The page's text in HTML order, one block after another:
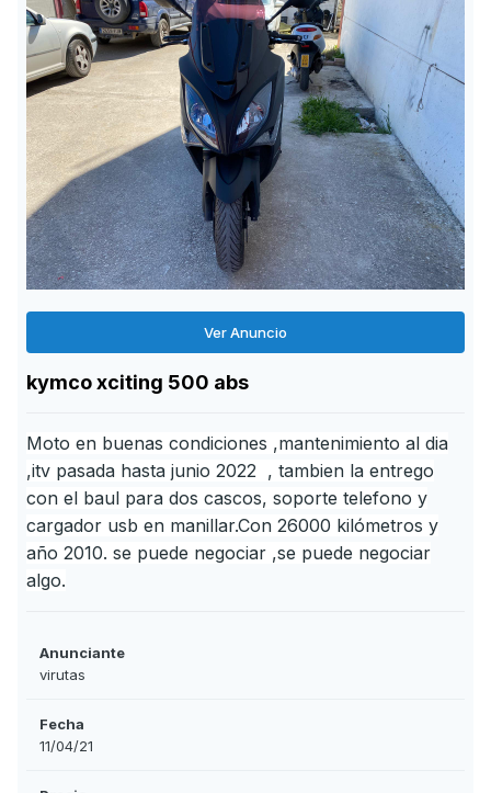
Ver Anuncio
kymco xciting 500 abs
Moto en buenas condiciones ,mantenimiento al dia
,itv pasada hasta junio 2022 , tambien la entrego
con el baul para dos cascos, soporte telefono y
cargador usb en manillar.Con 26000 kilómetros y
año 2010. se puede negociar ,se puede negociar
algo.
Anunciante
virutas
Fecha
11/04/21